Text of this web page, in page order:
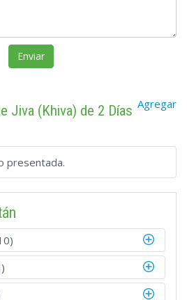
Agregar
Jiva (Khiva) de 2 Días
presentada.